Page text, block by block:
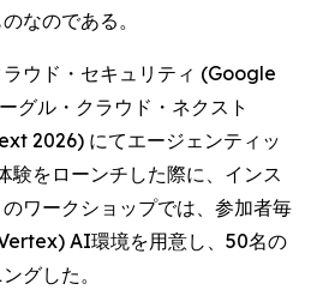
なのである。
ウド・セキュリティ (Google
グル・クラウド・ネクスト
2026) にてエージェンティッ
験をローンチした際に、インス
ワークショップでは、参加者毎
AI環境を用意し、50名の
グした。